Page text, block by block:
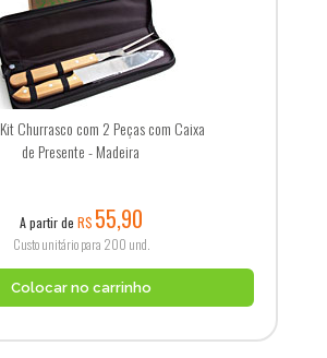
Kit Churrasco com 2 Peças com Caixa
de Presente - Madeira
A partir de R$ 55,90
Custo unitário para 200 und.
Colocar no carrinho